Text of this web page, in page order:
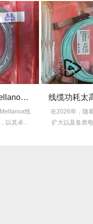
线缆功耗太高？Mellanox线缆低功耗方案能省多少电费？
在2026年，随着数据中心规模不断
扩大以及各类电子设备的增多，线